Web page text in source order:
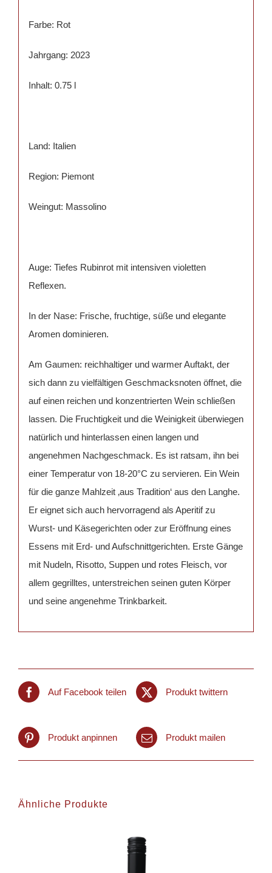
Farbe: Rot
Jahrgang: 2023
Inhalt: 0.75 l
Land: Italien
Region: Piemont
Weingut: Massolino
Auge: Tiefes Rubinrot mit intensiven violetten
Reflexen.
In der Nase: Frische, fruchtige, süße und elegante
Aromen dominieren.
Am Gaumen: reichhaltiger und warmer Auftakt, der
sich dann zu vielfältigen Geschmacksnoten öffnet, die
auf einen reichen und konzentrierten Wein schließen
lassen. Die Fruchtigkeit und die Weinigkeit überwiegen
natürlich und hinterlassen einen langen und
angenehmen Nachgeschmack. Es ist ratsam, ihn bei
einer Temperatur von 18-20°C zu servieren. Ein Wein
für die ganze Mahlzeit ‚aus Tradition‘ aus den Langhe.
Er eignet sich auch hervorragend als Aperitif zu
Wurst- und Käsegerichten oder zur Eröffnung eines
Essens mit Erd- und Aufschnittgerichten. Erste Gänge
mit Nudeln, Risotto, Suppen und rotes Fleisch, vor
allem gegrilltes, unterstreichen seinen guten Körper
und seine angenehme Trinkbarkeit.
Auf Facebook teilen Produkt twittern
Produkt anpinnen Produkt mailen
Ähnliche Produkte